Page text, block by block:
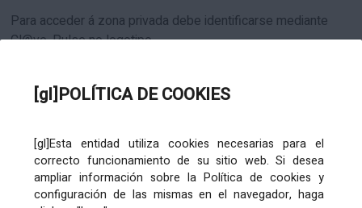
[gl]POLÍTICA DE COOKIES
[gl]Esta entidad utiliza cookies necesarias para el
correcto funcionamiento de su sitio web. Si desea
ampliar información sobre la Política de cookies y
configuración de las mismas en el navegador, haga
CARTAFOL CIDADÁN
Para acceder á zona privada debe identificarse mediante
Cl@ve. Pulse no logotipo